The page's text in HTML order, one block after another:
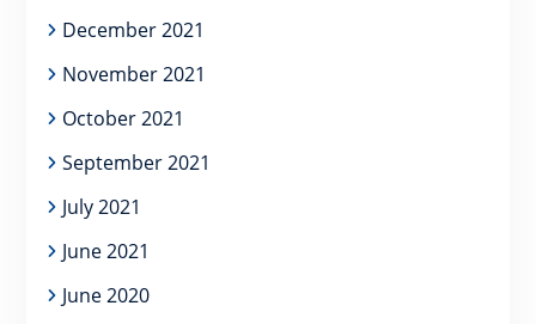
December 2021
November 2021
October 2021
September 2021
July 2021
June 2021
June 2020